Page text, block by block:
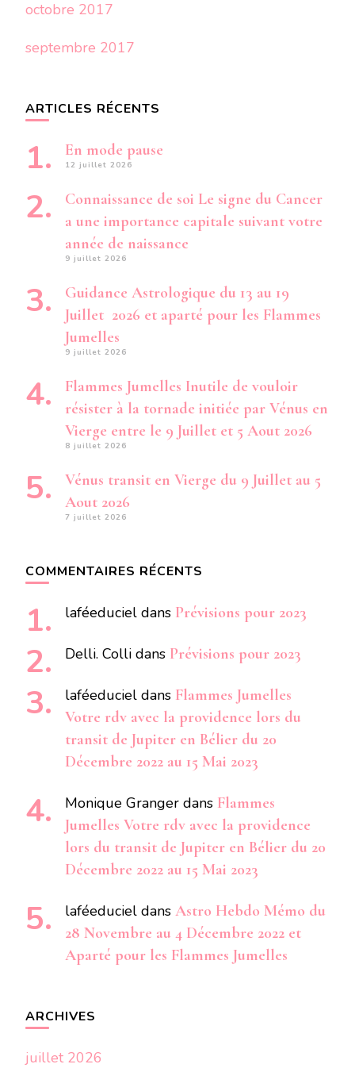
octobre 2017
septembre 2017
ARTICLES RÉCENTS
En mode pause
12 juillet 2026
Connaissance de soi Le signe du Cancer
a une importance capitale suivant votre
année de naissance
9 juillet 2026
Guidance Astrologique du 13 au 19
Juillet 2026 et aparté pour les Flammes
Jumelles
9 juillet 2026
Flammes Jumelles Inutile de vouloir
résister à la tornade initiée par Vénus en
Vierge entre le 9 Juillet et 5 Aout 2026
8 juillet 2026
Vénus transit en Vierge du 9 Juillet au 5
Aout 2026
7 juillet 2026
COMMENTAIRES RÉCENTS
laféeduciel dans Prévisions pour 2023
Delli. Colli dans Prévisions pour 2023
laféeduciel dans Flammes Jumelles
Votre rdv avec la providence lors du
transit de Jupiter en Bélier du 20
Décembre 2022 au 15 Mai 2023
Monique Granger dans Flammes
Jumelles Votre rdv avec la providence
lors du transit de Jupiter en Bélier du 20
Décembre 2022 au 15 Mai 2023
laféeduciel dans Astro Hebdo Mémo du
28 Novembre au 4 Décembre 2022 et
Aparté pour les Flammes Jumelles
ARCHIVES
juillet 2026